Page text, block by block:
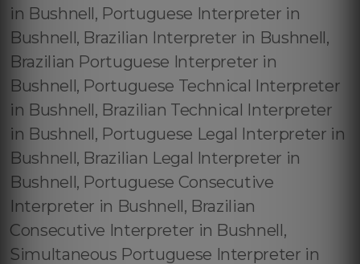
in Bushnell, Portuguese Interpreter in
Bushnell, Brazilian Interpreter in Bushnell,
Brazilian Portuguese Interpreter in
Bushnell, Portuguese Technical Interpreter
in Bushnell, Brazilian Technical Interpreter
in Bushnell, Portuguese Legal Interpreter in
Bushnell, Brazilian Legal Interpreter in
Bushnell, Portuguese Consecutive
Interpreter in Bushnell, Brazilian
Consecutive Interpreter in Bushnell,
Simultaneous Portuguese Interpreter in